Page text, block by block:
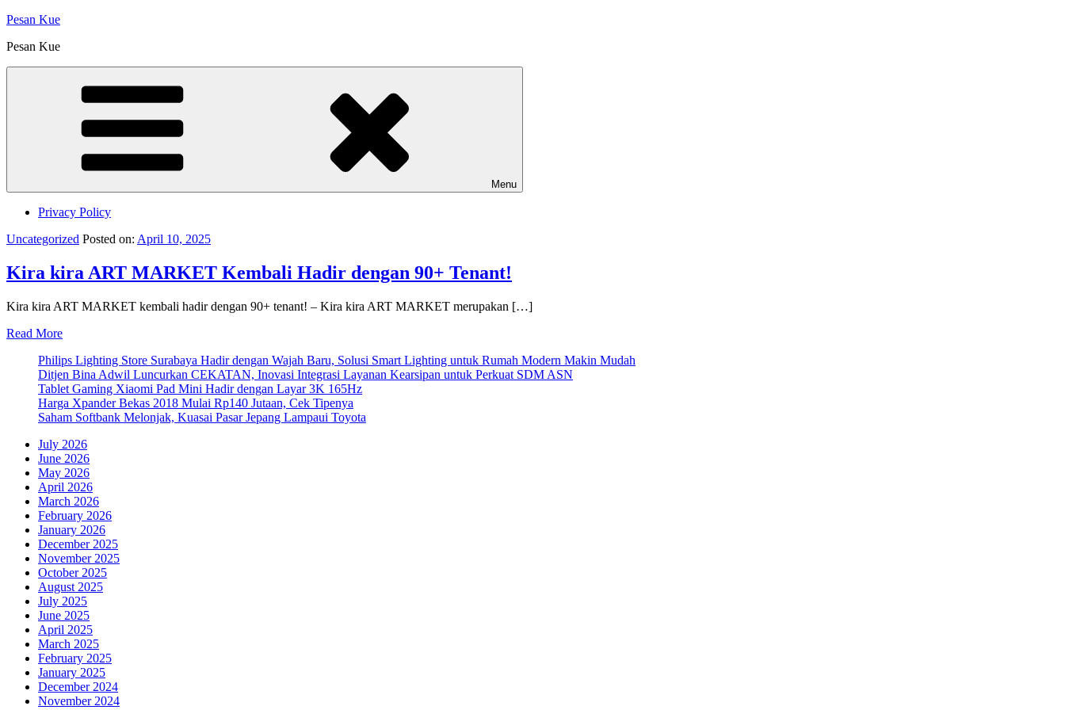
Skip
content
Pesan Kue
Pesan Kue
Menu
Privacy Policy
Uncategorized Posted on: April 10, 2025
Kira kira ART MARKET Kembali Hadir dengan 90+ Tenant!
Kira kira ART MARKET kembali hadir dengan 90+ tenant! – Kira kira ART MARKET merupakan […]
Read More
Philips Lighting Store Surabaya Hadir dengan Wajah Baru, Solusi Smart Lighting untuk Rumah Modern Makin Mudah
Ditjen Bina Adwil Luncurkan CEKATAN, Inovasi Integrasi Layanan Kearsipan untuk Perkuat SDM ASN
Tablet Gaming Xiaomi Pad Mini Hadir dengan Layar 3K 165Hz
Harga Xpander Bekas 2018 Mulai Rp140 Jutaan, Cek Tipenya
Saham Softbank Melonjak, Kuasai Pasar Jepang Lampaui Toyota
July 2026
June 2026
May 2026
April 2026
March 2026
February 2026
January 2026
December 2025
November 2025
October 2025
August 2025
July 2025
June 2025
April 2025
March 2025
February 2025
January 2025
December 2024
November 2024